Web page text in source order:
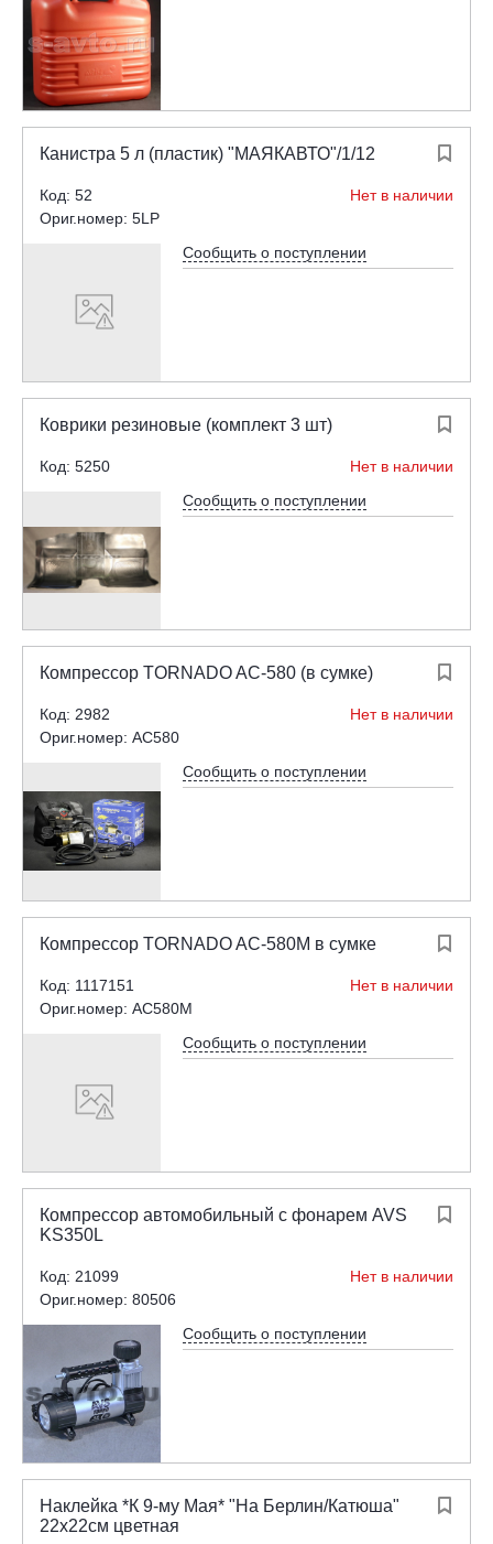

Канистра 5 л (пластик) "МАЯКАВТО"/1/12
Код: 52
Нет в наличии
Ориг.номер: 5LP
Сообщить о поступлении

Коврики резиновые (комплект 3 шт)
Код: 5250
Нет в наличии
Сообщить о поступлении

Компрессор TORNADO AC-580 (в сумке)
Код: 2982
Нет в наличии
Ориг.номер: AC580
Сообщить о поступлении

Компрессор TORNADO AC-580М в сумке
Код: 1117151
Нет в наличии
Ориг.номер: AC580M
Сообщить о поступлении

Компрессор автомобильный с фонарем AVS
KS350L
Код: 21099
Нет в наличии
Ориг.номер: 80506
Сообщить о поступлении

Наклейка *К 9-му Мая* "На Берлин/Катюша"
22х22см цветная